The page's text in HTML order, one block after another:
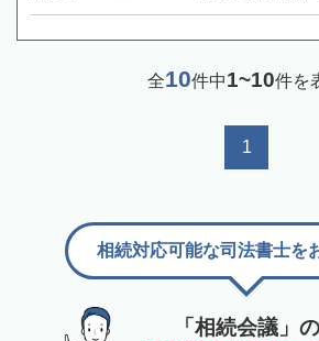
全10件中1~10件を
1
「相続会議」の
相続対応可能な司法書士を